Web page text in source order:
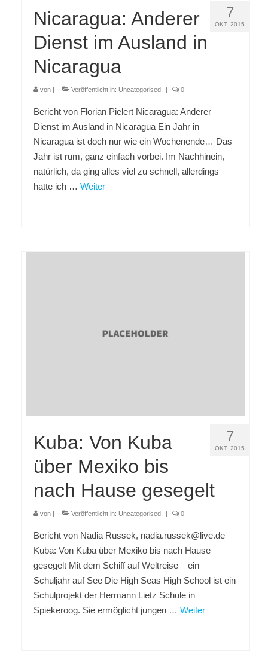
7
OKT. 2015
Nicaragua: Anderer
Dienst im Ausland in
Nicaragua
von Veröffentlicht in: Uncategorised 0
Bericht von Florian Pielert Nicaragua: Anderer
Dienst im Ausland in Nicaragua Ein Jahr in
Nicaragua ist doch nur wie ein Wochenende… Das
Jahr ist rum, ganz einfach vorbei. Im Nachhinein,
natürlich, da ging alles viel zu schnell, allerdings
hatte ich … Weiter
7
OKT. 2015
Kuba: Von Kuba
über Mexiko bis
nach Hause gesegelt
von | Veröffentlicht in: Uncategorised | 0
Bericht von Nadia Russek, nadia.russek@live.de
Kuba: Von Kuba über Mexiko bis nach Hause
gesegelt Mit dem Schiff auf Weltreise – ein
Schuljahr auf See Die High Seas High School ist ein
Schulprojekt der Hermann Lietz Schule in
Spiekeroog. Sie ermöglicht jungen … Weiter